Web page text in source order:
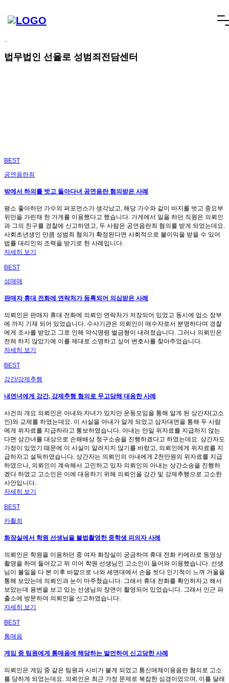
빠른상담 1670-6681
메
건
너
뛰
SCROLL DOWN
법무법인 선율로 성범죄전담센터
BEST
공연음란죄
밖에서 하의를 벗고 돌아다녀 공연음란 혐의받은 사례
평소 좋아하던 가수의 퍼포먼스가 생각났고, 해당 가수와 같이 바지를 벗고 중요부
위만을 가린채 한 가게를 이용했다고 했습니다. 가게에서 일을 하던 직원은 의뢰인
과 그의 친구를 경찰에 신고하였고, 두 사람은 공연음란죄 혐의를 받게 되었는데요.
사회초년생인 만큼 성범죄 혐의가 확정된다면 사회적으로 불이익을 받을 수 있어
법률 대리인의 조력을 받기로 한 사례입니다.
자세히 보기
BEST
성매매
판매자 휴대 전화에 연락처가 등록되어 의심받은 사례
의뢰인은 판매자 휴대 전화에 의뢰인 연락처가 저장되어 있었고 동시에 업소 장부
에 까지 기재 되어 있었습니다. 수사기관은 의뢰인이 매수자로서 분명하다며 경찰
에게 조사를 받았고 그로 인해 약식명령 벌금형이 내려졌습니다. 그러나 의뢰인은
전혀 하지 않았기에 이를 제대로 소명하고 싶어 변호사를 찾아주었습니다.
자세히 보기
BEST
강간/강제추행
내연녀에게 강간, 강제추행 혐의로 무고당해 대응한 사례
사건의 개요 의뢰인은 아내와 자녀가 있지만 운동모임을 통해 알게 된 상간자(고소
인)와 교제를 하였는데요. 이 사실을 아내가 알게 되었고 삼자대면을 통해 두 사람
에게 위자료를 지급하라고 통보하였습니다. 아내는 만일 위자료를 지급하지 않는
다면 상간녀를 대상으로 손해배상 청구소송을 진행하겠다고 하였는데요. 상간자도
가정이 있었기 때문에 이 사실이 알려지지 않기를 바랐고, 의뢰인에게 위자료를 지
급하자고 설득하였습니다. 상간자는 의뢰인의 아내에게 2천만원의 위자료를 지급
하였으나, 의뢰인이 계속해서 고민하고 있자 의뢰인의 아내는 상간소송을 진행하
겠다 하였고 고소인은 이에 대응하기 위해 의뢰인을 강간 및 강제추행으로 고소한
사안입니다.
자세히 보기
BEST
카촬죄
화장실에서 학원 선생님을 불법촬영한 중학생 피의자 사례
의뢰인은 학원을 이용하던 중 여자 화장실이 궁금하여 휴대 전화 카메라로 동영상
촬영을 하며 들어갔고 뒤 이어 학원 선생님인 고소인이 들어와 이용했습니다. 선생
님이 볼일을 다 본 이후 바깥으로 나와 세면대에서 손을 씻다 인기척이 느껴 거울을
통해 보았는데 의뢰인과 눈이 마주쳤습니다. 그래서 휴대 전화를 확인하자고 해서
보았는데 용변을 보고 있는 선생님의 장면이 촬영되어 있었습니다. 그래서 인근 파
출소에 방문하여 의뢰인을 신고하였습니다.
자세히 보기
BEST
통매음
게임 중 팀원에게 통매음에 해당하는 발언하여 신고당한 사례
의뢰인은 게임 중 같은 팀원과 시비가 붙게 되었고 통신매체이용음란 혐의로 고소
를 당하게 되었는데요. 의뢰인은 최근 가정 문제로 복잡한 심경이었으며, 이를 달래